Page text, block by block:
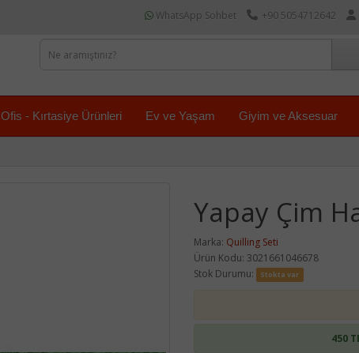
WhatsApp Sohbet +90 5054712642
Ofis - Kırtasiye Ürünleri Ev ve Yaşam Giyim ve Aksesuar
Yapay Çim
Marka: Quilling Seti
Ürün Kodu: 3021661046678
Stok Durumu:
Stokta var
450